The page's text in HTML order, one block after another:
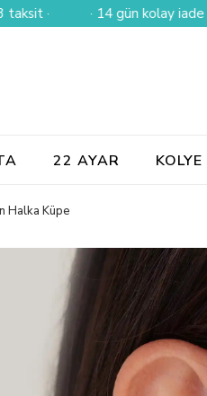
· 14 gün kolay iade ·
22 AYAR KOLYE
Halka Küpe